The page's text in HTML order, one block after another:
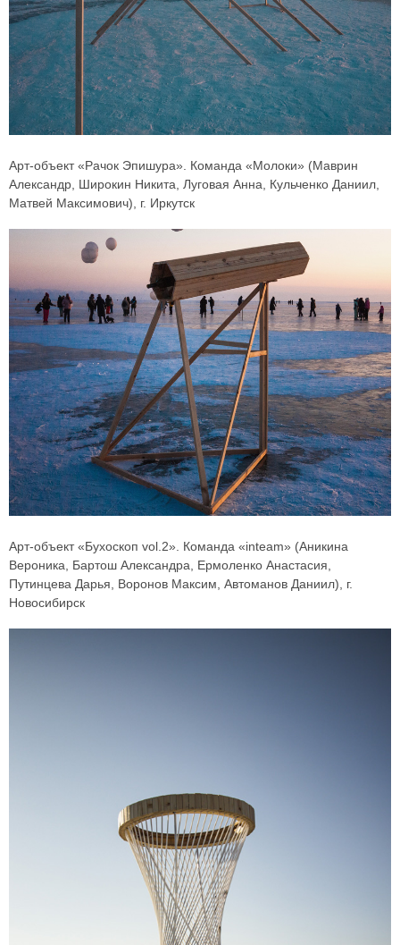
Арт-объект «Рачок Эпишура». Команда «Молоки» (Маврин
Александр, Широкин Никита, Луговая Анна, Кульченко Даниил,
Матвей Максимович), г. Иркутск
Арт-объект «Бухоскоп vol.2». Команда «inteam» (Аникина
Вероника, Бартош Александра, Ермоленко Анастасия,
Путинцева Дарья, Воронов Максим, Автоманов Даниил), г.
Новосибирск